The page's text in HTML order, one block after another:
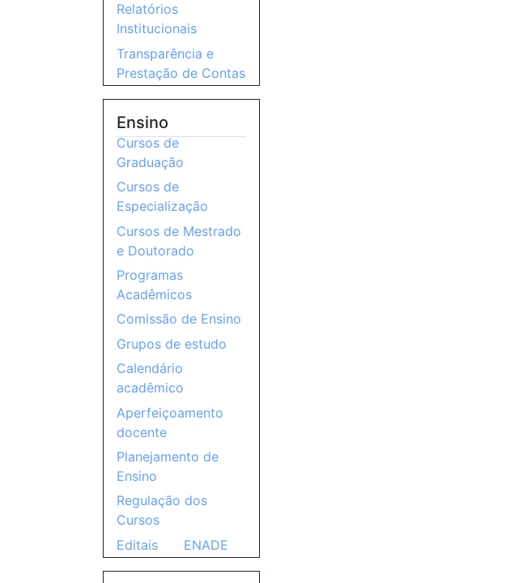
Relatórios
Institucionais
Transparência e
Prestação de Contas
Ensino
Cursos de
Graduação
Cursos de
Especialização
Cursos de Mestrado
e Doutorado
Programas
Acadêmicos
Comissão de Ensino
Grupos de estudo
Calendário
acadêmico
Aperfeiçoamento
docente
Planejamento de
Ensino
Regulação dos
Cursos
Editais
ENADE